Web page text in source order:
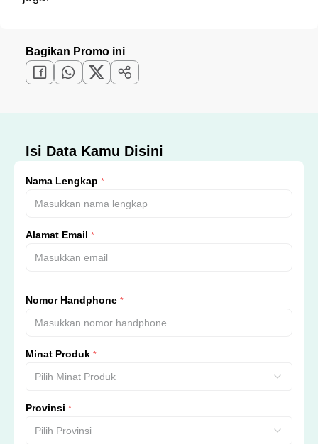
Bagikan Promo ini
Isi Data Kamu Disini
Nama Lengkap *
Alamat Email *
Nomor Handphone *
Minat Produk *
Pilih Minat Produk
Provinsi *
Pilih Provinsi